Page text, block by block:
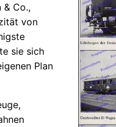
& Co.,
von
sie sich
Plan